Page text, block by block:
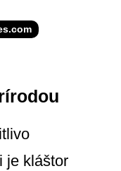
je kláštor